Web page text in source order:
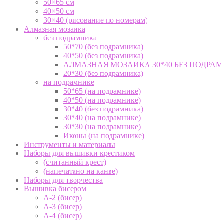
50×65 см
40×50 см
30×40 (рисование по номерам)
Алмазная мозаика
без подрамника
50*70 (без подрамника)
40*50 (без подрамника)
АЛМАЗНАЯ МОЗАИКА 30*40 БЕЗ
20*30 (без подрамника)
на подрамнике
50*65 (на подрамнике)
40*50 (на подрамнике)
30*40 (без подрамника)
30*40 (на подрамнике)
30*30 (на подрамнике)
Иконы (на подрамнике)
Инструменты и материалы
Наборы для вышивки крестиком
(считанный крест)
(напечатано на канве)
Наборы для творчества
Вышивка бисером
А-2 (бисер)
А-3 (бисер)
А-4 (бисер)